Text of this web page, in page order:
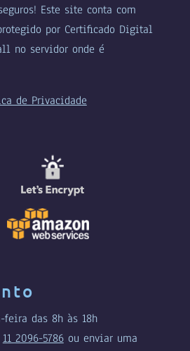
Este site conta com
por Certificado Digital
no servidor onde é
de Privacidade
feira das 8h às 18h
11 2096-5786ou enviar uma